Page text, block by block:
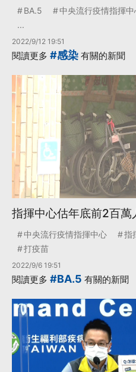
BA.5 中央流行疫情指揮中
...
2022/9/12 19:51
閱讀更多 #感染 有關的新聞
指揮中心估年底前2百
中央流行疫情指揮中心 指
打疫苗
2022/9/6 19:51
閱讀更多 #BA.5 有關的新聞